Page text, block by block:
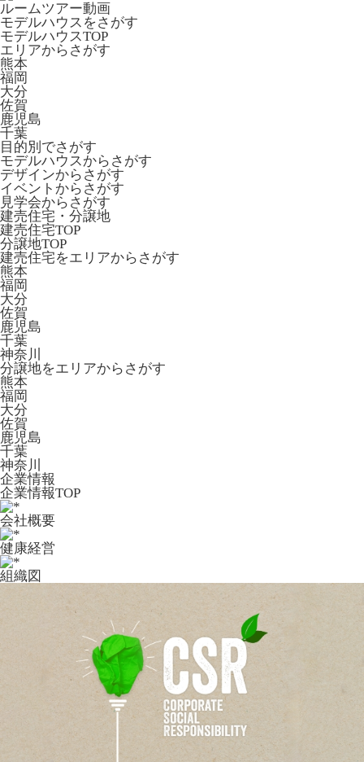
ルームツアー動画
モデルハウスをさがす
モデルハウスTOP
エリアからさがす
熊本
福岡
大分
佐賀
鹿児島
千葉
目的別でさがす
モデルハウスからさがす
デザインからさがす
イベントからさがす
見学会からさがす
建売住宅・分譲地
建売住宅TOP
分譲地TOP
建売住宅をエリアからさがす
熊本
福岡
大分
佐賀
鹿児島
千葉
神奈川
分譲地をエリアからさがす
熊本
福岡
大分
佐賀
鹿児島
千葉
神奈川
企業情報
企業情報TOP
会社概要
健康経営
組織図